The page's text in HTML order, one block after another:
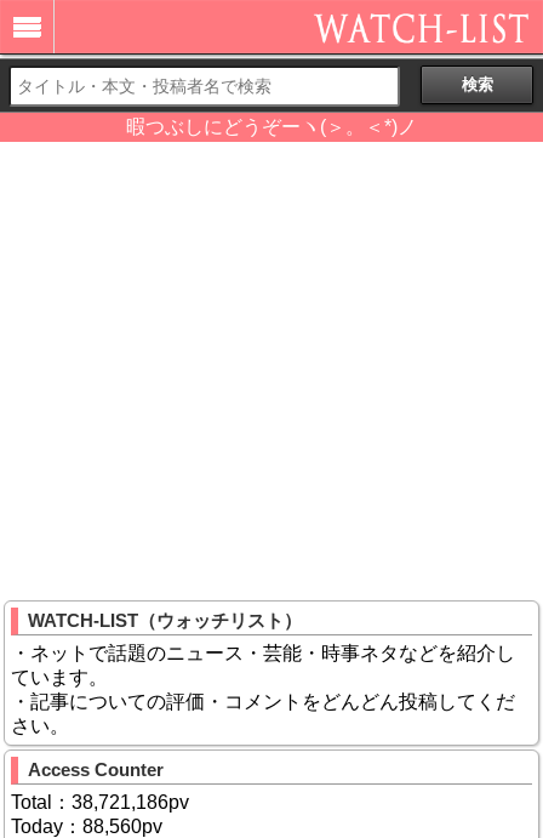
暇つぶしにどうぞーヽ(＞。＜*)ノ
WATCH-LIST（ウォッチリスト）
・ネットで話題のニュース・芸能・時事ネタなどを紹介し
ています。
・記事についての評価・コメントをどんどん投稿してくだ
さい。
Access Counter
Total：38,721,186pv
Today：88,560pv